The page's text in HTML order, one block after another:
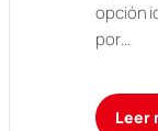
opción
por…
Leer